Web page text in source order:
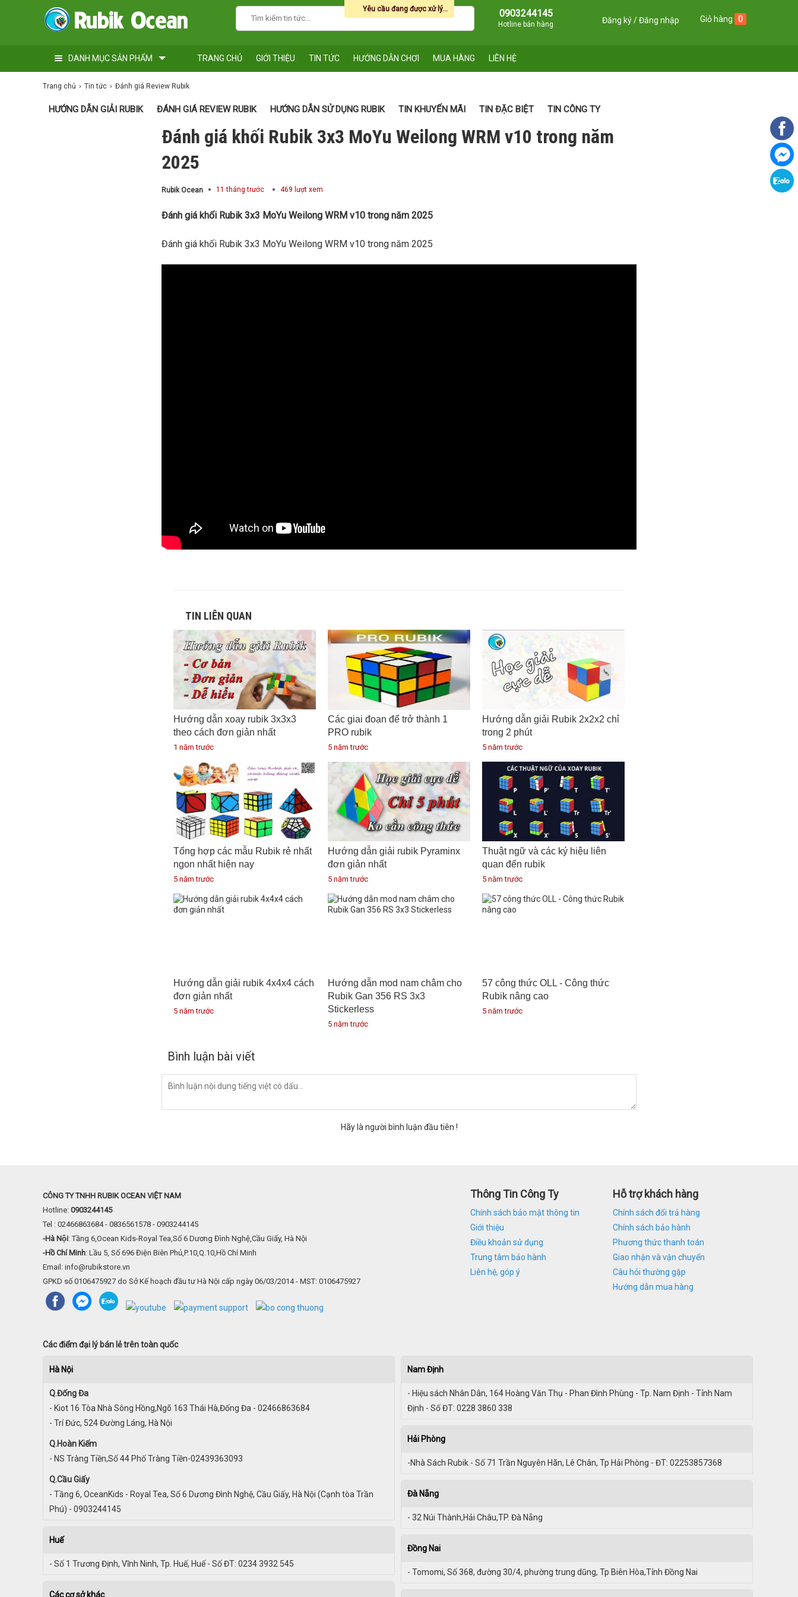
0903244145
Hotline bán hàng Đăng ký Đăng nhập Giỏ hàng 0
DANH MỤC SẢN PHẨM TRANG CHỦ GIỚI THIỆU TIN TỨC HƯỚNG DẪN CHƠI MUA HÀNG LIÊN HỆ
Trang chủ Tin tức Đánh giá Review Rubik
HƯỚNG DẪN GIẢI RUBIK ĐÁNH GIÁ REVIEW RUBIK HƯỚNG DẪN SỬ DỤNG RUBIK TIN KHUYẾN MÃI TIN ĐẶC BIỆT TIN CÔNG TY
Đánh giá khối Rubik 3x3 MoYu Weilong WRM v10 trong năm
2025
Rubik Ocean 11 tháng trước 469 lượt xem
Đánh giá khối Rubik 3x3 MoYu Weilong WRM v10 trong năm 2025
Đánh giá khối Rubik 3x3 MoYu Weilong WRM v10 trong năm 2025
TIN LIÊN QUAN
Hướng dẫn xoay rubik 3x3x3
theo cách đơn giản nhất
1 năm trước
Các giai đoạn để trở thành 1
PRO rubik
5 năm trước
Hướng dẫn giải Rubik 2x2x2 chỉ
trong 2 phút
5 năm trước
Tổng hợp các mẫu Rubik rẻ nhất
ngon nhất hiện nay
5 năm trước
Hướng dẫn giải rubik Pyraminx
đơn giản nhất
5 năm trước
Thuật ngữ và các ký hiệu liên
quan đến rubik
5 năm trước
Hướng dẫn giải rubik 4x4x4 cách
đơn giản nhất
5 năm trước
Hướng dẫn mod nam châm cho
Rubik Gan 356 RS 3x3
Stickerless
5 năm trước
57 công thức OLL - Công thức
Rubik nâng cao
5 năm trước
Bình luận bài viết
Hãy là người bình luận đầu tiên !
CÔNG TY TNHH RUBIK OCEAN VIỆT NAM
Hotline: 0903244145
Tel : 02466863684 - 0836561578 - 0903244145
-Hà Nội: Tầng 6,Ocean Kids-Royal Tea,Số 6 Dương Đình Nghệ,Cầu Giấy, Hà Nội
-Hồ Chí Minh: Lầu 5, Số 696 Điện Biên Phủ,P.10,Q.10,Hồ Chí Minh
Email: info@rubikstore.vn
GPKD số 0106475927 do Sở Kế hoạch đầu tư Hà Nội cấp ngày 06/03/2014 - MST: 0106475927
Thông Tin Công Ty
Chính sách bảo mật thông tin
Giới thiệu
Điều khoản sử dụng
Trung tâm bảo hành
Liên hệ, góp ý
Hỗ trợ khách hàng
Chính sách đổi trả hàng
Chính sách bảo hành
Phương thức thanh toán
Giao nhận và vận chuyển
Câu hỏi thường gặp
Hướng dẫn mua hàng
Các điểm đại lý bán lẻ trên toàn quốc
Hà Nội
Q.Đống Đa
- Kiot 16 Tòa Nhà Sông Hồng,Ngõ 163 Thái Hà,Đống Đa - 02466863684
- Trí Đức, 524 Đường Láng, Hà Nội
Q.Hoàn Kiếm
- NS Tràng Tiền,Số 44 Phố Tràng Tiền-02439363093
Q.Cầu Giấy
- Tầng 6, OceanKids - Royal Tea, Số 6 Dương Đình Nghệ, Cầu Giấy, Hà Nội (Cạnh tòa Trần
Phú) - 0903244145
Huế
- Số 1 Trương Định, Vĩnh Ninh, Tp. Huế, Huế - Số ĐT: 0234 3932 545
Các cơ sở khác
Nam Định
- Hiệu sách Nhân Dân, 164 Hoàng Văn Thụ - Phan Đình Phùng - Tp. Nam Định - Tỉnh Nam
Định - Số ĐT: 0228 3860 338
Hải Phòng
-Nhà Sách Rubik - Số 71 Trần Nguyên Hãn, Lê Chân, Tp Hải Phòng - ĐT: 02253857368
Đà Nẵng
- 32 Núi Thành,Hải Châu,TP. Đà Nẵng
Đồng Nai
- Tomomi, Số 368, đường 30/4, phường trung dũng, Tp Biên Hòa,Tỉnh Đồng Nai
Yêu cầu đang được xử lý...